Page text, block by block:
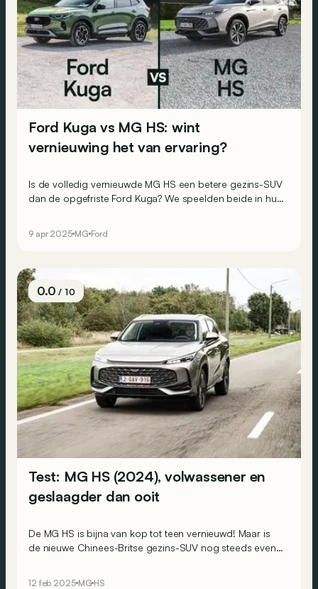
Ford Kuga vs MG HS: wint
vernieuwing het van ervaring?
Is de volledig vernieuwde MG HS een betere gezins-SUV
dan de opgefriste Ford Kuga? We speelden beide in hun
9 apr 2025 MG Ford
0.0/ 10
Test: MG HS (2024), volwassener en
geslaagder dan ooit
De MG HS is bijna van kop tot teen vernieuwd! Maar is
de nieuwe Chinees-Britse gezins-SUV nog steeds even
12 feb 2025 MG HS